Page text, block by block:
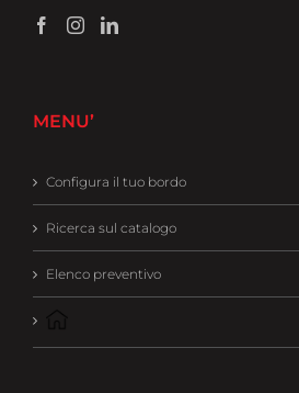
MENU’
Configura il tuo bordo
Ricerca sul catalogo
Elenco preventivo